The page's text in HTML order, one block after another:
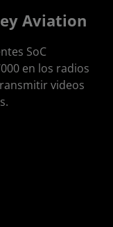
Aviation
SoC
en los radios
videos